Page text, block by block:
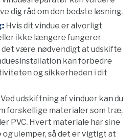
dig råd om den bedste løsning.
Hvis dit vindue er alvorligt
ikke længere fungerer
være nødvendigt at udskifte
kan forbedre
og sikkerheden i dit
Ved udskiftning af vinduer kan du
forskellige materialer som træ,
PVC. Hvert materiale har sine
ulemper, så det er vigtigt at